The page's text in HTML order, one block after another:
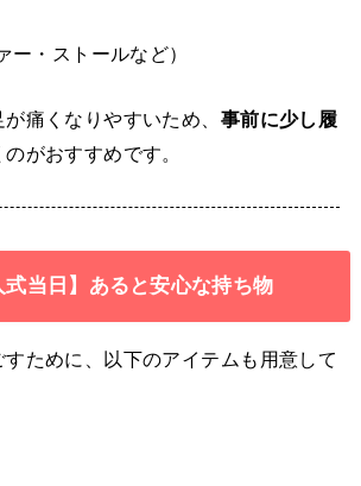
ー・ストールなど）
痛くなりやすいため、 事前に少し履
のがおすすめです。
式当日】あると安心な持ち物
ために、以下のアイテムも用意して